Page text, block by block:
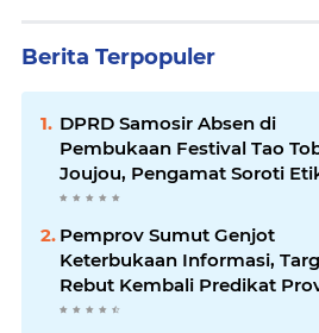
Berita Terpopuler
DPRD Samosir Absen di
Pembukaan Festival Tao
Joujou, Pengamat Soroti
Birokrasi Pemkab
Pemprov Sumut Genjot
Keterbukaan Informasi,
Rebut Kembali Predikat
Informatif